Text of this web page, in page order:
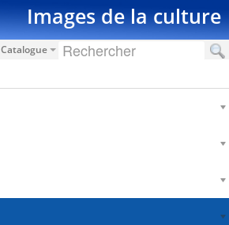
Images de la culture
Catalogue